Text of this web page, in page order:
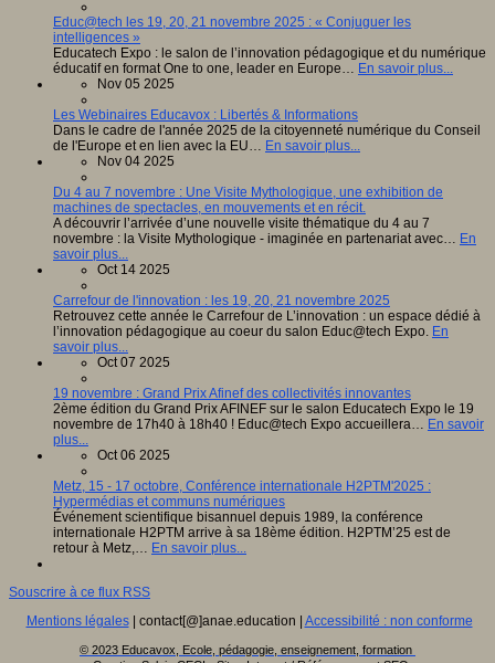
Educ@tech les 19, 20, 21 novembre 2025 : « Conjuguer les
intelligences »
Educatech Expo : le salon de l’innovation pédagogique et du numérique
éducatif en format One to one, leader en Europe… En savoir plus...
Nov 05 2025
Les Webinaires Educavox : Libertés & Informations
Dans le cadre de l'année 2025 de la citoyenneté numérique du Conseil
de l'Europe et en lien avec la EU… En savoir plus...
Nov 04 2025
Du 4 au 7 novembre : Une Visite Mythologique, une exhibition de
machines de spectacles, en mouvements et en récit.
A découvrir l’arrivée d’une nouvelle visite thématique du 4 au 7
novembre : la Visite Mythologique - imaginée en partenariat avec… En
savoir plus...
Oct 14 2025
Carrefour de l'innovation : les 19, 20, 21 novembre 2025
Retrouvez cette année le Carrefour de L’innovation : un espace dédié à
l’innovation pédagogique au coeur du salon Educ@tech Expo. En
savoir plus...
Oct 07 2025
19 novembre : Grand Prix Afinef des collectivités innovantes
2ème édition du Grand Prix AFINEF sur le salon Educatech Expo le 19
novembre de 17h40 à 18h40 ! Educ@tech Expo accueillera… En savoir
plus...
Oct 06 2025
Metz, 15 - 17 octobre, Conférence internationale H2PTM'2025 :
Hypermédias et communs numériques
Événement scientifique bisannuel depuis 1989, la conférence
internationale H2PTM arrive à sa 18ème édition. H2PTM’25 est de
retour à Metz,… En savoir plus...
Souscrire à ce flux RSS
Mentions légales| contact[@]anae.education | Accessibilité : non conforme
© 2023 Educavox, Ecole, pédagogie, enseignement, formation